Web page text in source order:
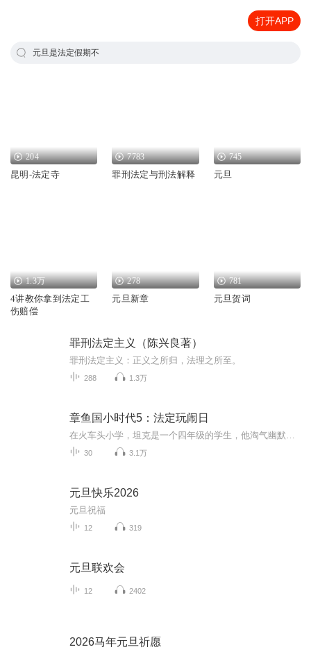
打开APP
元旦是法定假期不
204
昆明-法定寺
7783
罪刑法定与刑法解释
745
元旦
1.3万
4讲教你拿到法定工
伤赔偿
278
元旦新章
781
元旦贺词
罪刑法定主义（陈兴良著）
罪刑法定主义：正义之所归，法理之所至。
288 1.3万
章鱼国小时代5：法定玩闹日
30 3.1万
元旦快乐2026
元旦祝福
12 319
元旦联欢会
12 2402
2026马年元旦祈愿